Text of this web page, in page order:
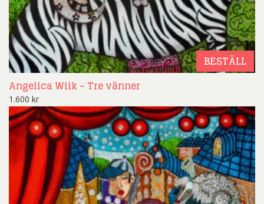
BESTÄLL
Angelica Wiik – Tre vänner
1.600 kr